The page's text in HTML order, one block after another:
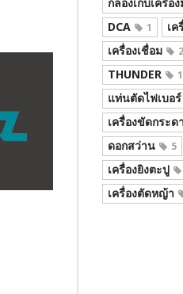
DCA 1 เ
เครื่องเชื่อม 2
THUNDER 1
แท่นตัดไฟเบอร์
เครื่องขัดกระด
ดอกสว่าน 5
เครื่องยิงตะปู
เครื่องตัดหญ้า